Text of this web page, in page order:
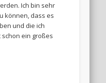
Ich bin sehr
können, dass es
und die ich
ein großes